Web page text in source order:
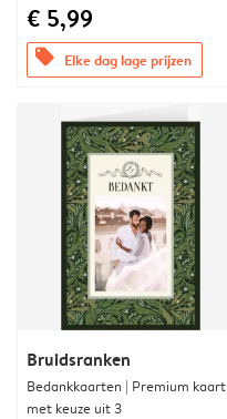
€ 5,99
offers Elke dag lage prijzen
Bruidsranken
Bedankkaarten | Premium kaart
met keuze uit 3